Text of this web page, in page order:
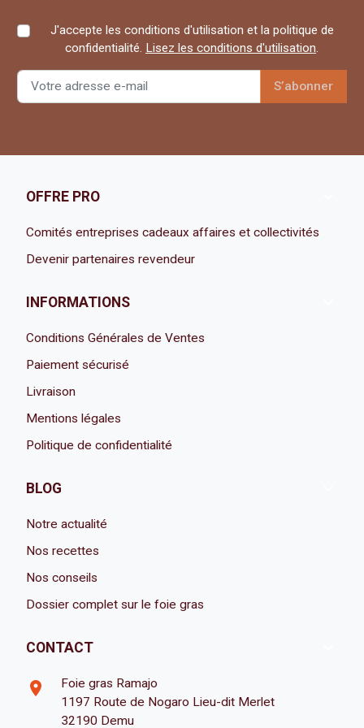
J'accepte les conditions d'utilisation et la politique de
confidentialité. Lisez les conditions d'utilisation.
OFFRE PRO
Comités entreprises cadeaux affaires et collectivités
Devenir partenaires revendeur
INFORMATIONS
Conditions Générales de Ventes
Paiement sécurisé
Livraison
Mentions légales
Politique de confidentialité
BLOG
Notre actualité
Nos recettes
Nos conseils
Dossier complet sur le foie gras
CONTACT
room
Foie gras Ramajo
1197 Route de Nogaro Lieu-dit Merlet
32190 Demu